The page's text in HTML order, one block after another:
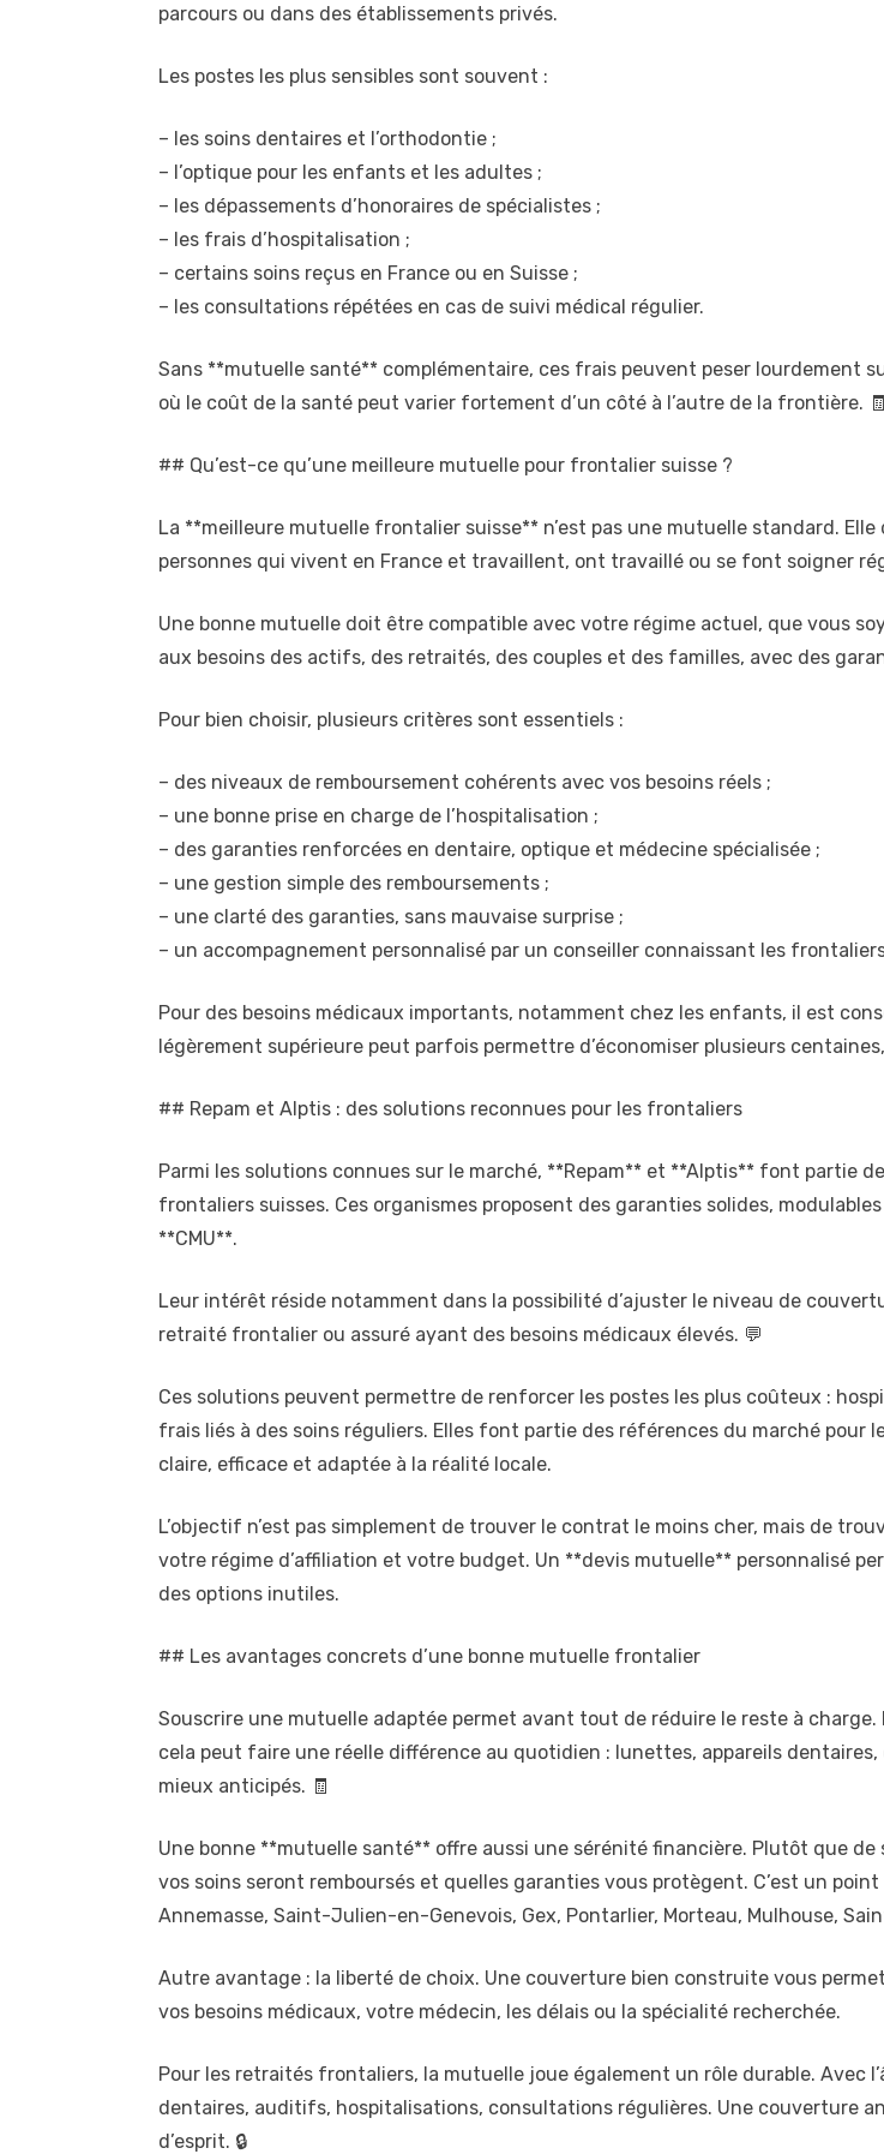
parcours ou dans des établissements privés.
Les postes les plus sensibles sont souvent :
– les soins dentaires et l’orthodontie ;
– l’optique pour les enfants et les adultes ;
– les dépassements d’honoraires de spécialistes ;
– les frais d’hospitalisation ;
– certains soins reçus en France ou en Suisse ;
– les consultations répétées en cas de suivi médical régulier.
Sans **mutuelle santé** complémentaire, ces frais peuvent peser lourdement
où le coût de la santé peut varier fortement d’un côté à l’autre de la frontière. 🧾
## Qu’est-ce qu’une meilleure mutuelle pour frontalier suisse ?
La **meilleure mutuelle frontalier suisse** n’est pas une mutuelle standard.
personnes qui vivent en France et travaillent, ont travaillé ou se font soigner
Une bonne mutuelle doit être compatible avec votre régime actuel, que vous
aux besoins des actifs, des retraités, des couples et des familles, avec des
Pour bien choisir, plusieurs critères sont essentiels :
– des niveaux de remboursement cohérents avec vos besoins réels ;
– une bonne prise en charge de l’hospitalisation ;
– des garanties renforcées en dentaire, optique et médecine spécialisée ;
– une gestion simple des remboursements ;
– une clarté des garanties, sans mauvaise surprise ;
– un accompagnement personnalisé par un conseiller connaissant les frontaliers
Pour des besoins médicaux importants, notamment chez les enfants, il est
légèrement supérieure peut parfois permettre d’économiser plusieurs
## Repam et Alptis : des solutions reconnues pour les frontaliers
Parmi les solutions connues sur le marché, **Repam** et **Alptis** font partie
frontaliers suisses. Ces organismes proposent des garanties solides,
**CMU**.
Leur intérêt réside notamment dans la possibilité d’ajuster le niveau de
retraité frontalier ou assuré ayant des besoins médicaux élevés. 💬
Ces solutions peuvent permettre de renforcer les postes les plus coûteux :
frais liés à des soins réguliers. Elles font partie des références du marché
claire, efficace et adaptée à la réalité locale.
L’objectif n’est pas simplement de trouver le contrat le moins cher, mais de
votre régime d’affiliation et votre budget. Un **devis mutuelle** personnalisé
des options inutiles.
## Les avantages concrets d’une bonne mutuelle frontalier
Souscrire une mutuelle adaptée permet avant tout de réduire le reste à
cela peut faire une réelle différence au quotidien : lunettes, appareils
mieux anticipés. 🧾
Une bonne **mutuelle santé** offre aussi une sérénité financière. Plutôt que de
vos soins seront remboursés et quelles garanties vous protègent. C’est un
Annemasse, Saint-Julien-en-Genevois, Gex, Pontarlier, Morteau, Mulhouse,
Autre avantage : la liberté de choix. Une couverture bien construite vous
vos besoins médicaux, votre médecin, les délais ou la spécialité recherchée.
Pour les retraités frontaliers, la mutuelle joue également un rôle durable. Avec
dentaires, auditifs, hospitalisations, consultations régulières. Une couverture
d’esprit. 🔒